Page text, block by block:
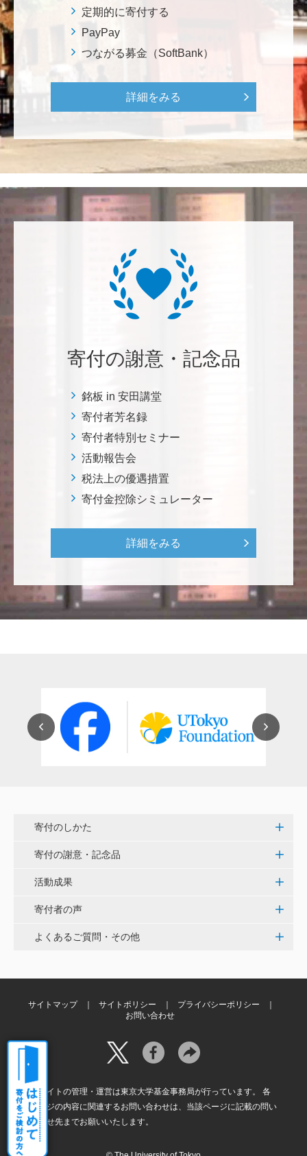
千田 敬二
南鳥島EEZに眠る国産レアアース資源の商業化を実現
し、日本を中核とする新たなレアアースサプライチェ
ーンの構築について、早期実現を期待しております。
2026年大会お疲れ様です！ 全体で見ると色々事件が起
きた大会でしたが、無事に走り切れたとのことでおめ
リー支援基金>
経済学部の卒業生です。消費税や為替、金利政策な
ど、国民生活に直結する経済政策への関心と議論が高
まる中、専門的知見を分かりやすく伝え国民の理解向
上に貢献することこそ東大経済の社会的責務だと感
図書館の益々の充実とご発展を陰ながら応援しており
ます。 <東京大学附属図書館支援プロジェクト>
植物は、実は植物同士全世界の植物で繋がっている。
植物が未来に繋がっている。 地球や室内の空気清浄、
る。 植物、素晴らしい。 世界の学会でも、子供たち
にも、植物の素晴らしさ、凄さを伝えていってほし
い。 後世、子供たちにも、３千年後も
********
美味しいお寿司、刺身、美味しい魚、美味しい日本
荒木 雅子
イタリアと日本が協力して頑張っている壮大な発掘調
査プロジェクト。 歴史的な発見があることを期待しま
当社は、IS・CSで学んだ知見を法領域に応用するとこ
タ科学の力が発揮されるよう祈念して、支援いたしま
す。 <コンピュータサイエンス教育支援基金>
定期的に寄付する
PayPay
つながる募金（SoftBank）
詳細をみる
寄付の謝意・記念品
銘板 in 安田講堂
寄付者芳名録
寄付者特別セミナー
活動報告会
税法上の優遇措置
寄付金控除シミュレーター
詳細をみる
寄付のしかた
寄付の謝意・記念品
活動成果
寄付者の声
よくあるご質問・その他
サイトマップ サイトポリシー
プライバシーポリシー
お問い合わせ
本サイトの管理・運営は東京大学基金事務局が行っています。 各
ページの内容に関連するお問い合わせは、当該ページに記載の問い
合わせ先までお願いいたします。